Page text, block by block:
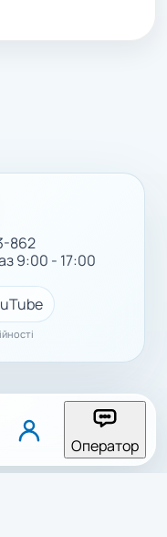
862
з 9:00 - 17:00
Оператор